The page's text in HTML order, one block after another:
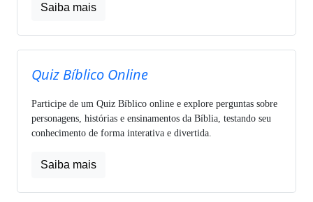
Saiba mais
Quiz Bíblico Online
Participe de um Quiz Bíblico online e explore perguntas sobre
personagens, histórias e ensinamentos da Bíblia, testando seu
conhecimento de forma interativa e divertida.
Saiba mais